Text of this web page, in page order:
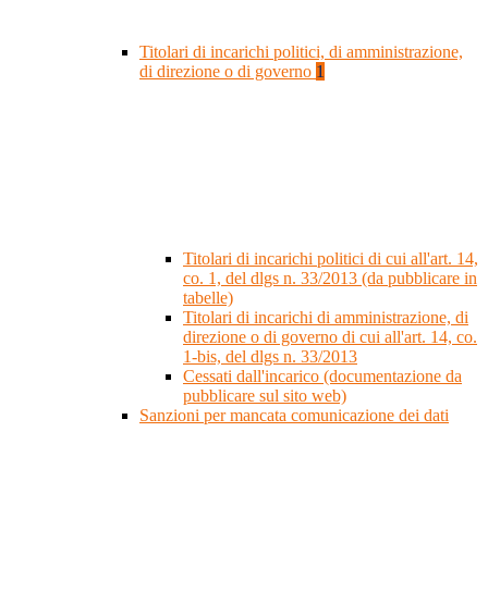
Titolari di incarichi politici, di amministrazione,
di direzione o di governo 1
Titolari di incarichi politici di cui all'art. 14,
co. 1, del dlgs n. 33/2013 (da pubblicare in
tabelle)
Titolari di incarichi di amministrazione, di
direzione o di governo di cui all'art. 14, co.
1-bis, del dlgs n. 33/2013
Cessati dall'incarico (documentazione da
pubblicare sul sito web)
Sanzioni per mancata comunicazione dei dati